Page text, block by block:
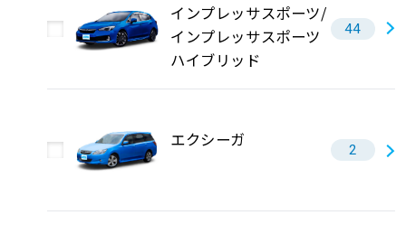
インプレッサスポーツ/
インプレッサスポーツ
ハイブリッド
44
エクシーガ 2